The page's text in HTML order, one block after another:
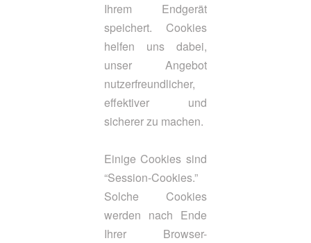
Ihrem Endgerät
speichert. Cookies
helfen uns dabei,
unser Angebot
nutzerfreundlicher,
effektiver und
sicherer zu machen.
Einige Cookies sind
“Session-Cookies.”
Solche Cookies
werden nach Ende
Ihrer Browser-